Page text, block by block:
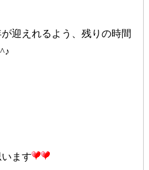
迎えれるよう、残りの時間
ます